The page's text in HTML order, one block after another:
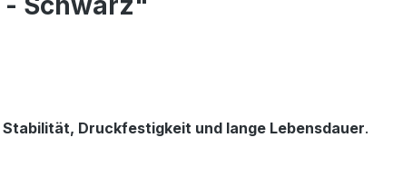
Stabilität, Druckfestigkeit und lange Lebensdauer.